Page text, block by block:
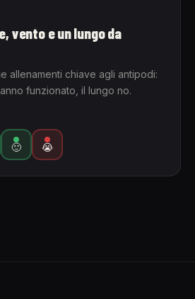
vento e un lungo da
allenamenti chiave agli antipodi:
funzionato, il lungo no.
🙂 😭